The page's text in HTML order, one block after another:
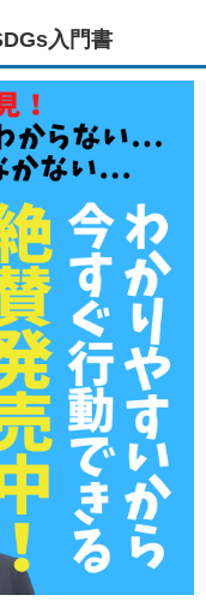
入門書